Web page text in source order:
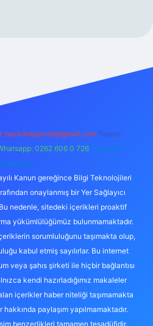
backlinkpaneli@gmail.com Teams:
0262 606 0 726 Telegram:
@karabul
Kanun gereğince Bilgi Teknolojileri
onaylanmış bir Yer Sağlayıcı
nedenle, sitedeki içerikleri proaktif
yükümlülüğümüz bulunmamaktadır.
sorumluluğunu taşımakta olup,
kabul etmiş sayılırlar. Bu internet
veya şahıs şirketi ile hiçbir bağlantısı
kendi hazırladığımız makaleler
içerikler haber niteliği taşımamakta
paylaşım yapılmamaktadır.
benzerlikleri tamamen tesadüfidir.